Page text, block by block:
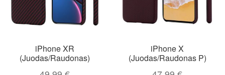
iPhone XR
(Juodas/Raudonas)
iPhone X
(Juodas/Raudonas P)